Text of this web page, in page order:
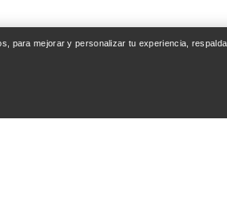
para mejorar y personalizar tu experiencia,